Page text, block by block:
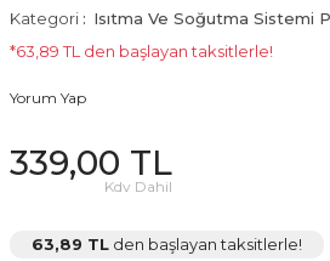
Kategori
Isıtma Ve Soğutma Sistemi
*63,89 TL den başlayan taksitlerle!
Yorum Yap
339,00 TL
Kdv Dahil
63,89 TL den başlayan taksitlerle!